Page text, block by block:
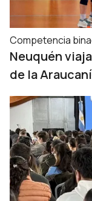
Competencia
Neuquén
de la